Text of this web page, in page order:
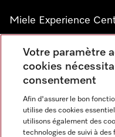
Miele Experience
Votre paramètre
cookies
consentement
Afin d'assurer le bon
utilise des cookies
utilisons également des
technologies de suivi à des